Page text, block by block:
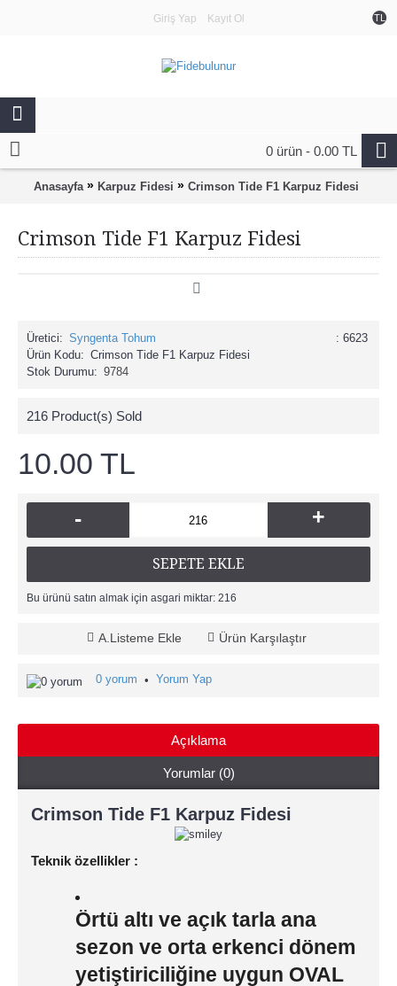
TL
Giriş Yap Kayıt Ol
0 ürün - 0.00 TL
Anasayfa » Karpuz Fidesi » Crimson Tide F1 Karpuz Fidesi
Crimson Tide F1 Karpuz Fidesi
: 6623
Üretici: Syngenta Tohum
Ürün Kodu: Crimson Tide F1 Karpuz Fidesi
Stok Durumu: 9784
216 Product(s) Sold
10.00 TL
- +
SEPETE EKLE
Bu ürünü satın almak için asgari miktar: 216
A.Listeme Ekle Ürün Karşılaştır
0 yorum • Yorum Yap
Açıklama
Yorumlar (0)
Crimson Tide F1 Karpuz Fidesi
Teknik özellikler :
Örtü altı ve açık tarla ana
sezon ve orta erkenci dönem
yetiştiriciliğine uygun OVAL